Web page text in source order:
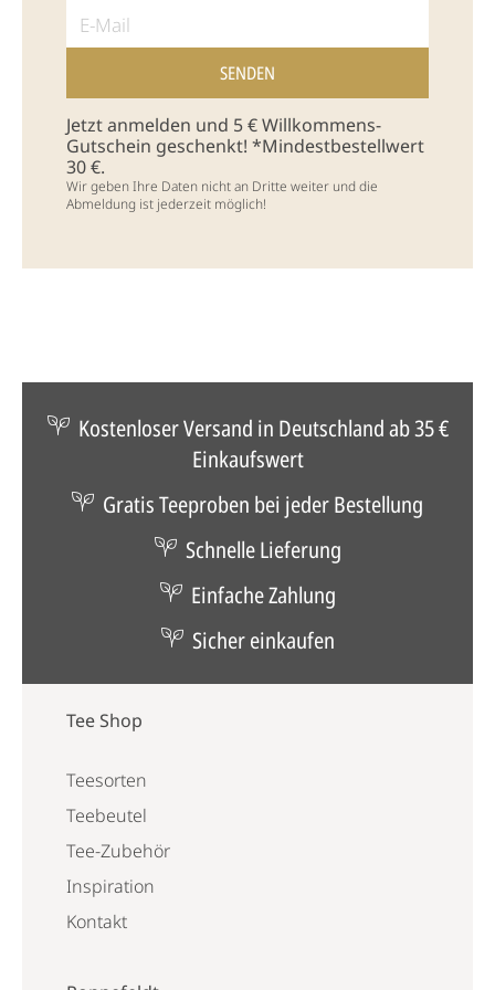
Jetzt anmelden und 5 € Willkommens-
Gutschein geschenkt! *Mindestbestellwert
30 €.
Wir geben Ihre Daten nicht an Dritte weiter und die
Abmeldung ist jederzeit möglich!
Kostenloser Versand in Deutschland ab 35 €
Einkaufswert
Gratis Teeproben bei jeder Bestellung
Schnelle Lieferung
Einfache Zahlung
Sicher einkaufen
Tee Shop
Teesorten
Teebeutel
Tee-Zubehör
Inspiration
Kontakt